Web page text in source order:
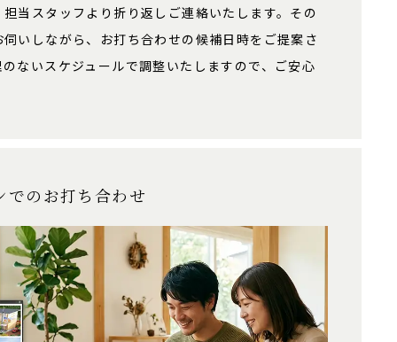
当スタッフより折り返しご連絡いたします。その
いしながら、お打ち合わせの候補日時をご提案さ
ないスケジュールで調整いたしますので、ご安心
でのお打ち合わせ